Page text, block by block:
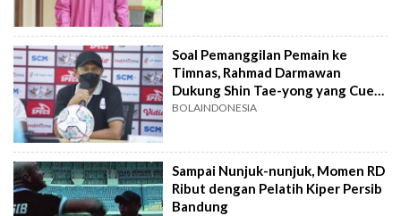
Soal Pemanggilan Pemain ke
Timnas, Rahmad Darmawan
Dukung Shin Tae-yong yang Cuek
dengan Omongan Netizen
BOLAINDONESIA
Sampai Nunjuk-nunjuk, Momen RD
Ribut dengan Pelatih Kiper Persib
Bandung